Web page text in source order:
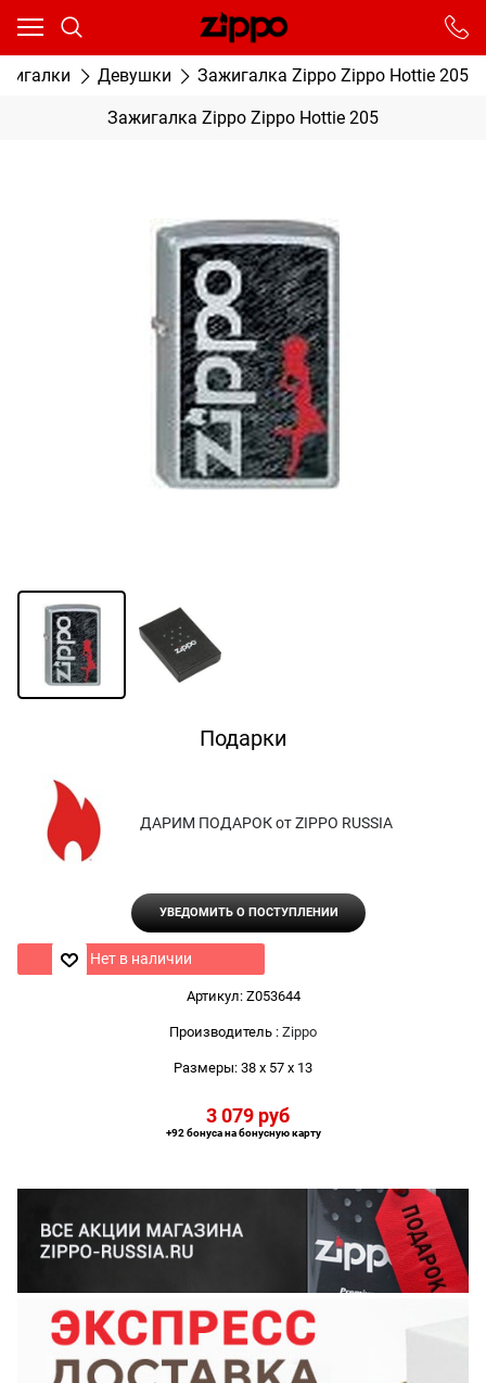
Девушки Зажигалка Zippo Zippo Hottie 205
Зажигалка Zippo Zippo Hottie 205
Подарки
ДАРИМ ПОДАРОК от ZIPPO RUSSIA
УВЕДОМИТЬ О ПОСТУПЛЕНИИ
Нет в наличии
Артикул: Z053644
Производитель : Zippo
Размеры: 38 x 57 x 13
3 079 руб
+92 бонуса на бонусную карту
Ваш город - Москва,
От выбранного города зависят сроки доставки